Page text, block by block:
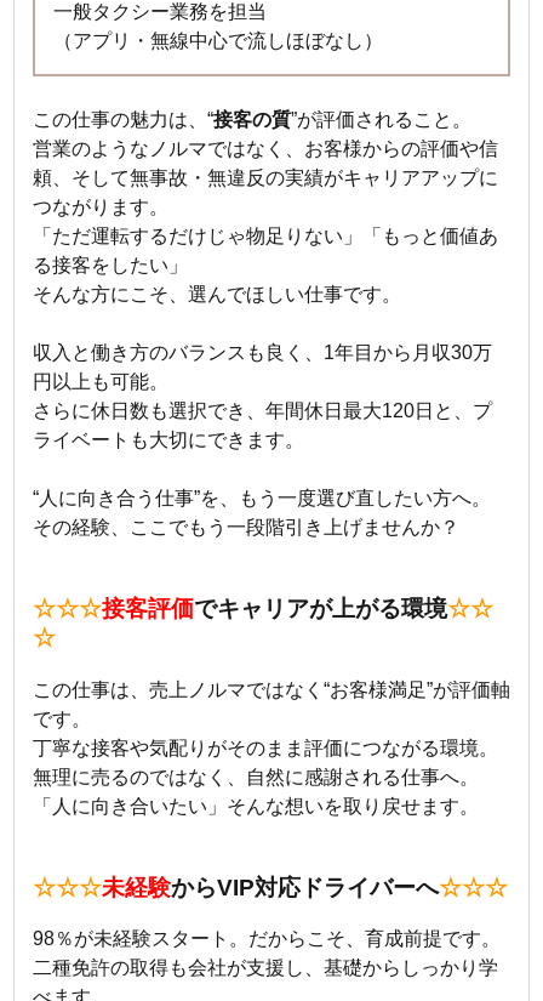
一般タクシー業務を担当
（アプリ・無線中心で流しほぼなし）
この仕事の魅力は、“接客の質”が評価されること。
営業のようなノルマではなく、お客様からの評価や信
頼、そして無事故・無違反の実績がキャリアアップに
つながります。
「ただ運転するだけじゃ物足りない」「もっと価値あ
る接客をしたい」
そんな方にこそ、選んでほしい仕事です。
収入と働き方のバランスも良く、1年目から月収30万
円以上も可能。
さらに休日数も選択でき、年間休日最大120日と、プ
ライベートも大切にできます。
“人に向き合う仕事”を、もう一度選び直したい方へ。
その経験、ここでもう一段階引き上げませんか？
☆☆☆接客評価でキャリアが上がる環境☆☆
☆
この仕事は、売上ノルマではなく“お客様満足”が評価軸
です。
丁寧な接客や気配りがそのまま評価につながる環境。
無理に売るのではなく、自然に感謝される仕事へ。
「人に向き合いたい」そんな想いを取り戻せます。
☆☆☆未経験からVIP対応ドライバーへ☆☆☆
98％が未経験スタート。だからこそ、育成前提です。
二種免許の取得も会社が支援し、基礎からしっかり学